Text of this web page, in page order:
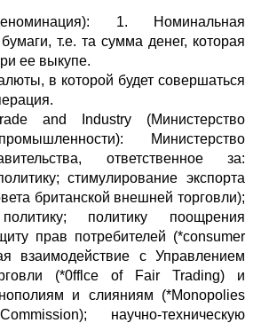
1. Номинальная
т.е. та сумма денег, которая
ее выкупе.
в которой будет совершаться
and Industry (Министерство
Министерство
ответственное за:
стимулирование экспорта
британской внешней торговли);
политику поощрения
прав потребителей (*consumer
взаимодействие с Управлением
(*0fflce of Fair Trading) и
и слияниям (*Monopolies
научно-техническую